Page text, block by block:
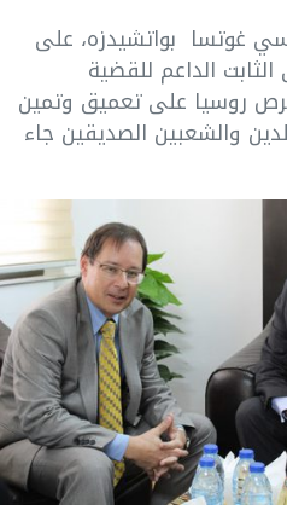
غوتسا بواتشيدزه، على
الداعم للقضية
روسيا على تعميق وتمين
والشعبين الصديقين جاء